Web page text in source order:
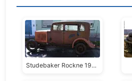
Studebaker Rockne 1932 Sedán 4 Puertas